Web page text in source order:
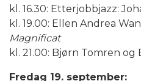
kl. 16.30: Etterjobbjazz:
kl. 19.00: Ellen Andrea
Magnificat
kl. 21.00: Bjørn Tomren og
Fredag 19. september: